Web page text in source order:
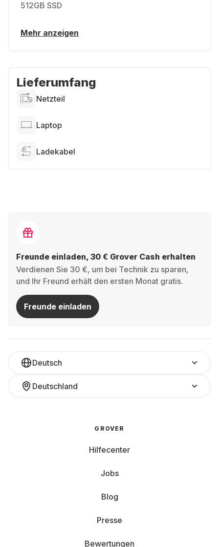
512GB SSD
Mehr anzeigen
Lieferumfang
Netzteil
Laptop
Ladekabel
Freunde einladen, 30 € Grover Cash erhalten
Verdienen Sie 30 €, um bei Technik zu sparen,
und Ihr Freund erhält den ersten Monat gratis.
Freunde einladen
Deutsch
Deutschland
GROVER
Hilfecenter
Jobs
Blog
Presse
Bewertungen